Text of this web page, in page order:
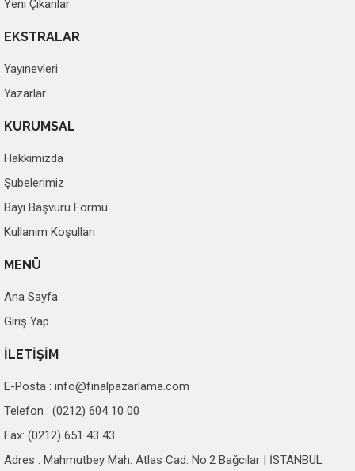
Yeni Çıkanlar
EKSTRALAR
Yayınevleri
Yazarlar
KURUMSAL
Hakkımızda
Şubelerimiz
Bayi Başvuru Formu
Kullanım Koşulları
MENÜ
Ana Sayfa
Giriş Yap
İLETİŞİM
E-Posta : info@finalpazarlama.com
Telefon : (0212) 604 10 00
Fax: (0212) 651 43 43
Adres : Mahmutbey Mah. Atlas Cad. No:2 Bağcılar | İSTANBUL